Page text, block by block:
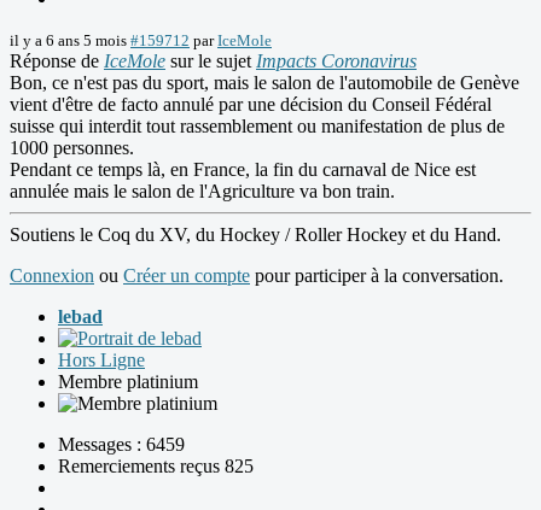
il y a 6 ans 5 mois #159712 parIceMole
Réponse de IceMole sur le sujet Impacts Coronavirus
Bon, ce n'est pas du sport, mais le salon de l'automobile de Genève
vient d'être de facto annulé par une décision du Conseil Fédéral
suisse qui interdit tout rassemblement ou manifestation de plus de
1000 personnes.
Pendant ce temps là, en France, la fin du carnaval de Nice est
annulée mais le salon de l'Agriculture va bon train.
Soutiens le Coq du XV, du Hockey / Roller Hockey et du Hand.
Connexion ou Créer un compte pour participer à la conversation.
lebad
Hors Ligne
Membre platinium
Messages : 6459
Remerciements reçus 825